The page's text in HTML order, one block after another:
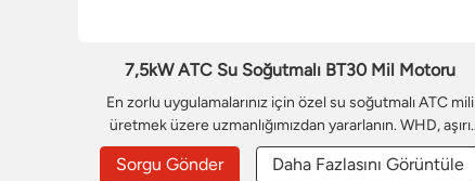
7,5kW ATC Su Soğutmalı BT30 Mil Motoru
En zorlu uygulamalarınız için özel su soğutmalı ATC mili
üretmek üzere uzmanlığımızdan yararlanın. WHD, aşırı
çalışma döngülerine, özel kesme sıvılarına veya zorlu
malzemelere uyum sağlamak için soğutma sıvısı akışını,
Sorgu Gönder Daha Fazlasını Görüntüle